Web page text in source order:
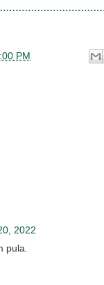
PM
2022
pula.